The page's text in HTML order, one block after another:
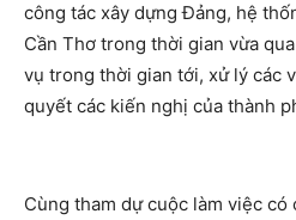
công tác xây dựng Đảng, hệ
Cần Thơ trong thời gian vừa
vụ trong thời gian tới, xử lý các
quyết các kiến nghị của thành
Cùng tham dự cuộc làm việc có